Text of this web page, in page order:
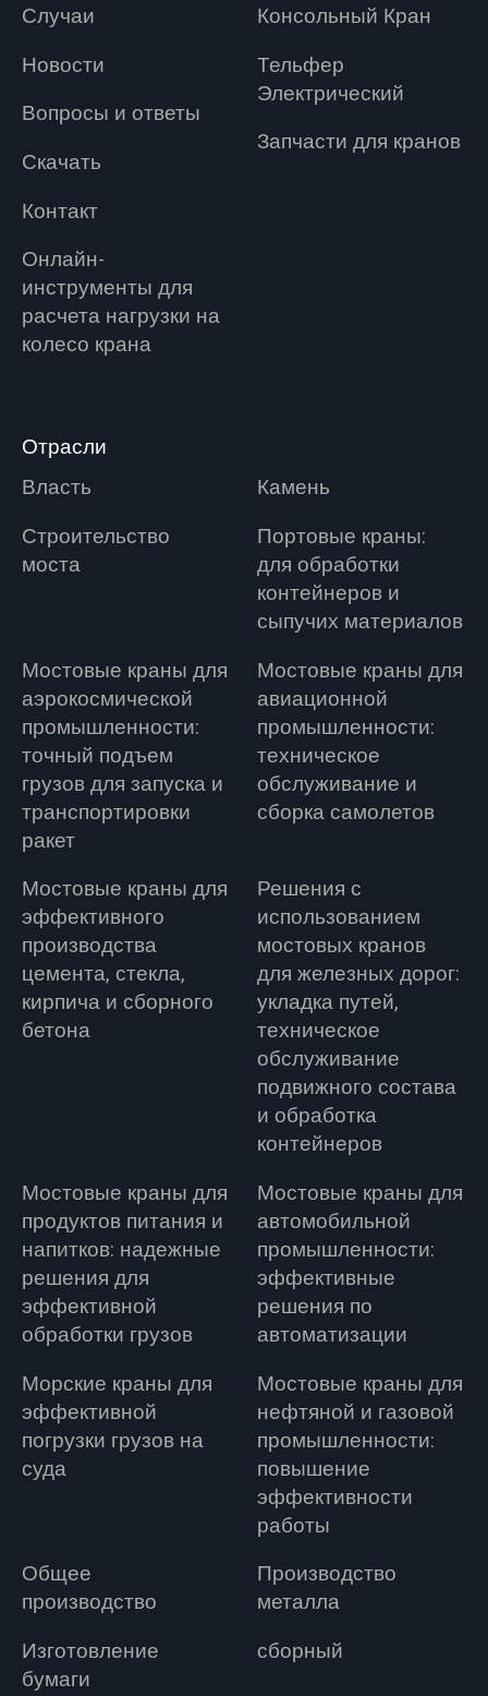
Случаи
Новости
Вопросы и ответы
Скачать
Контакт
Онлайн-
инструменты для
расчета нагрузки на
колесо крана
Консольный Кран
Tельфер
Электрический
Запчасти для кранов
Отрасли
Власть
Камень
Строительство
моста
Портовые краны:
для обработки
контейнеров и
сыпучих материалов
Мостовые краны для
аэрокосмической
промышленности:
точный подъем
грузов для запуска и
транспортировки
ракет
Мостовые краны для
авиационной
промышленности:
техническое
обслуживание и
сборка самолетов
Мостовые краны для
эффективного
производства
цемента, стекла,
кирпича и сборного
бетона
Решения с
использованием
мостовых кранов
для железных дорог:
укладка путей,
техническое
обслуживание
подвижного состава
и обработка
контейнеров
Мостовые краны для
продуктов питания и
напитков: надежные
решения для
эффективной
обработки грузов
Мостовые краны для
автомобильной
промышленности:
эффективные
решения по
автоматизации
Морские краны для
эффективной
погрузки грузов на
суда
Мостовые краны для
нефтяной и газовой
промышленности:
повышение
эффективности
работы
Общее
производство
Производство
металла
Изготовление
бумаги
сборный